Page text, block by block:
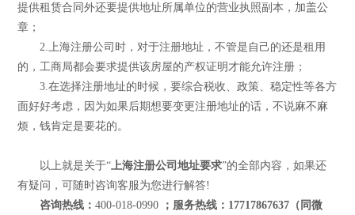
提供租赁合同外还要提供地址所属单位的营业执照副本，加盖公
章；
2.上海注册公司时，对于注册地址，不管是自己的还是租用
的，工商局都会要求提供该房屋的产权证明才能允许注册；
3.在选择注册地址的时候，要综合税收、政策、稳定性等各方
面好好考虑，因为如果后期想要变更注册地址的话，不说麻不麻
烦，钱肯定是要花的。
以上就是关于“ 上海注册公司地址要求”的全部内容，如果还
有疑问，可随时咨询客服为您进行解答!
咨询热线：400-018-0990 ；服务热线：17717867637（同微